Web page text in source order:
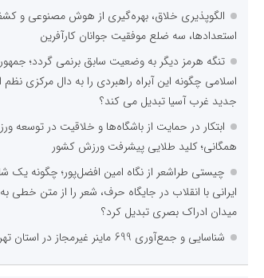
الگوپذیری خلاق، بهره‌گیری از هوش مصنوعی و
استعدادها، سه ضلع موفقیت جوانان کارآفرین
تنگه هرمز دیگر به وضعیت سابق برنمی گردد؛
اسلامی چگونه این آبراه راهبردی را به دال مرکزی نظم
جدید غرب آسیا تبدیل می کند؟
ابتکار در حمایت از باشگاه‌ها و خلاقیت در توسعه
همگانی؛ کلید طلایی پیشرفت ورزش کشور
چیستی طراشعر از نگاه امین افضل‌پور؛ چگونه یک
ایرانی با انقلاب در جایگاه حرف، شعر را از متن خطی به
میدان ادراک بصری تبدیل کرد؟
شناسایی و جمع‌آوری 699 ماینر غیرمجاز در استان تهران